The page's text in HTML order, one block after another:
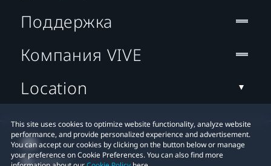
This site uses cookies to optimize website functionality, analyze website
performance, and provide personalized experience and advertisement.
You can accept our cookies by clicking on the button below or manage
your preference on Cookie Preferences. You can also find more
Поддержка
Компания VIVE
Location